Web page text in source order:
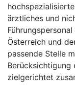
ärztliches und
Österreich und
passende Stelle
Berücksichtigung
zielgerichtet